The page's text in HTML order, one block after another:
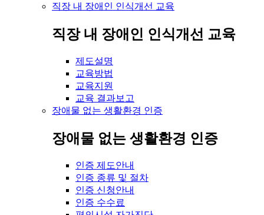
직장 내 장애인 인식개선 교육
직장 내 장애인 인식개선 교육
제도설명
교육방법
교육지원
교육 결과보고
장애물 없는 생활환경 인증
장애물 없는 생활환경 인증
인증 제도안내
인증 종류 및 절차
인증 신청안내
인증 수수료